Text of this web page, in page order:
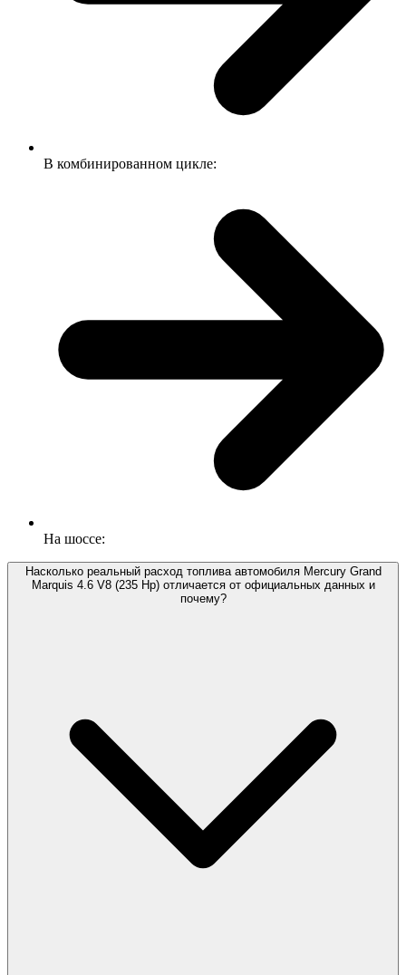
В комбинированном цикле:
На шоссе:
Насколько реальный расход топлива автомобиля Mercury Grand
Marquis 4.6 V8 (235 Hp) отличается от официальных данных и
почему?